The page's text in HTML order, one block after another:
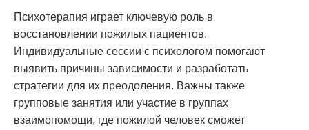
Психотерапия играет ключевую роль в
восстановлении пожилых пациентов.
Индивидуальные сессии с психологом помогают
выявить причины зависимости и разработать
стратегии для их преодоления. Важны также
групповые занятия или участие в группах
взаимопомощи, где пожилой человек сможет